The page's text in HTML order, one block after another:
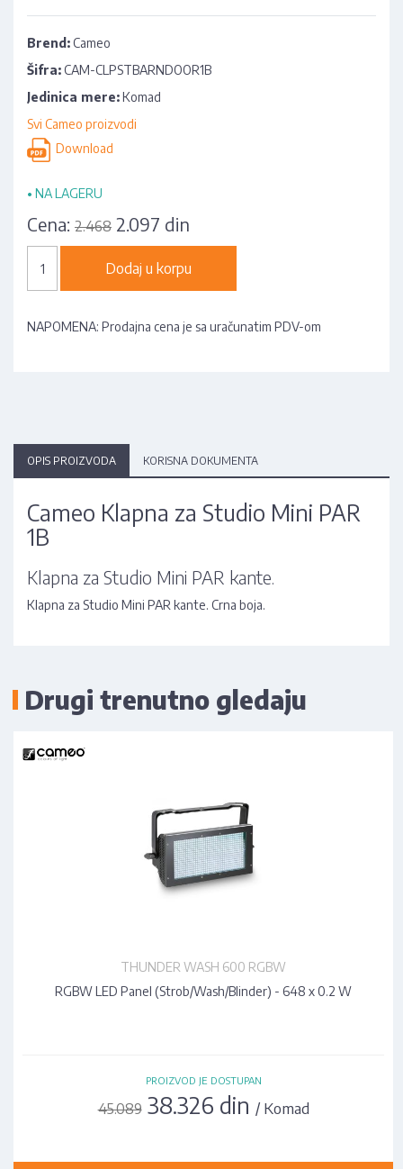
Brend:Cameo
Šifra:CAM-CLPSTBARNDOOR1B
Jedinica mere:Komad
Svi Cameo proizvodi
Download
• NA LAGERU
Cena: 2.468 2.097 din
Dodaj u korpu
NAPOMENA: Prodajna cena je sa uračunatim PDV-om
OPIS PROIZVODA KORISNA DOKUMENTA
Cameo Klapna za Studio Mini PAR
1B
Klapna za Studio Mini PAR kante.
Klapna za Studio Mini PAR kante. Crna boja.
Drugi trenutno gledaju
THUNDER WASH 600 RGBW
RGBW LED Panel (Strob/Wash/Blinder) - 648 x 0.2 W
PROIZVOD JE DOSTUPAN
45.08938.326 din / Komad